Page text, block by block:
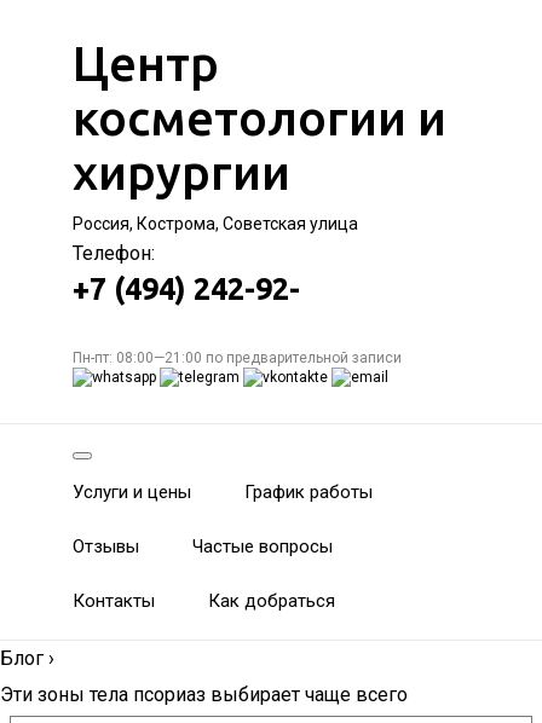
Центр
косметологии и
хирургии
Россия, Кострома, Советская улица
Телефон:
+7 (494) 242-92-
Пн-пт: 08:00—21:00 по предварительной записи
Услуги и цены График работы
Отзывы Частые вопросы
Контакты Как добраться
Блог ›
Эти зоны тела псориаз выбирает чаще всего